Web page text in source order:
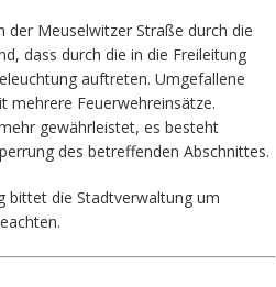
der Meuselwitzer Straße durch die
dass durch die in die Freileitung
auftreten. Umgefallene
mehrere Feuerwehreinsätze.
gewährleistet, es besteht
des betreffenden Abschnittes.
bittet die Stadtverwaltung um